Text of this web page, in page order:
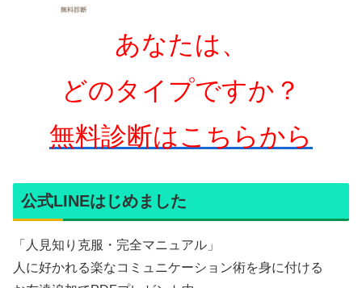
あなたは、
どのタイプですか？
無料診断はこちらから
公式LINEはじめました
「人見知り克服・完全マニュアル」
人に好かれる楽なコミュニケーション術を身に付ける